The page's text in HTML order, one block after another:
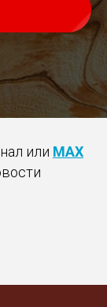
или MAX